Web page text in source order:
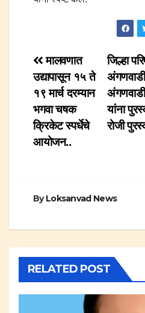
Post
navigation
जिल्हा
यांना
रोजी
मालवणात
उद्यापासून १५ ते
१९ मार्च दरम्यान
भगवा चषक
क्रिकेट स्पर्धेचे
आयोजन..
ByLoksanvad News
RELATED POST